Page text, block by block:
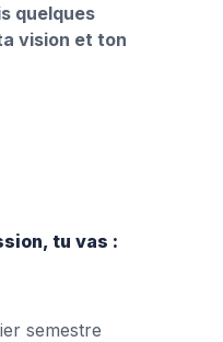
quelques
vision et ton
tu vas :
semestre